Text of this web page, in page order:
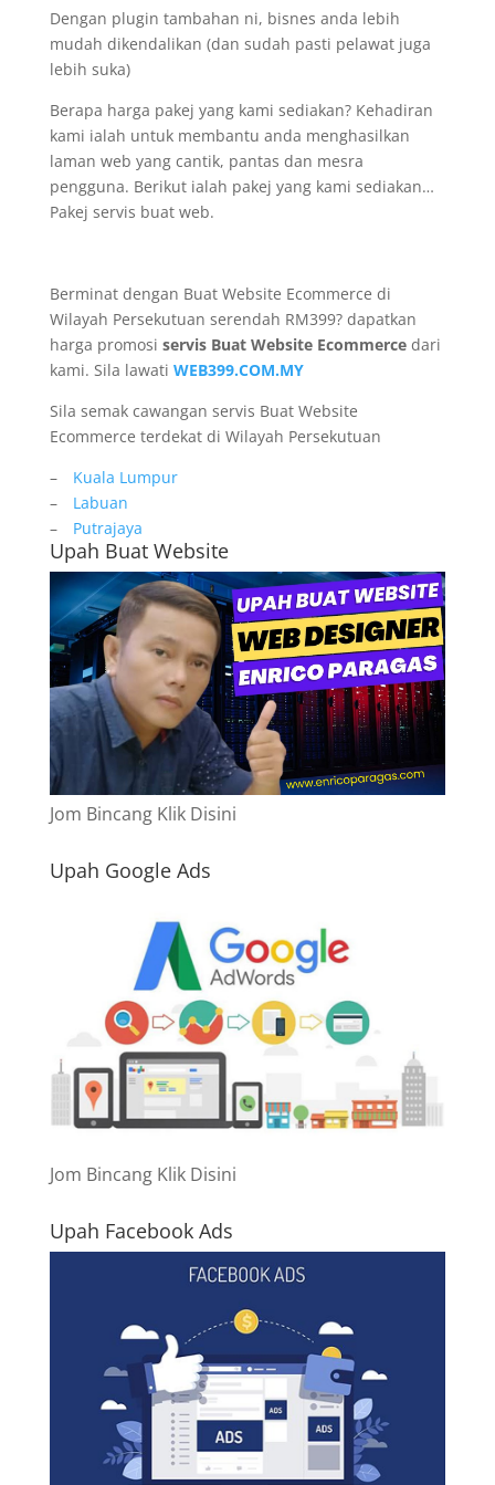
Dengan plugin tambahan ni, bisnes anda lebih
mudah dikendalikan (dan sudah pasti pelawat juga
lebih suka)
Berapa harga pakej yang kami sediakan? Kehadiran
kami ialah untuk membantu anda menghasilkan
laman web yang cantik, pantas dan mesra
pengguna. Berikut ialah pakej yang kami sediakan…
Pakej servis buat web.
Berminat dengan Buat Website Ecommerce di
Wilayah Persekutuan serendah RM399? dapatkan
harga promosi servis Buat Website Ecommercedari
kami. Sila lawati WEB399.COM.MY
Sila semak cawangan servis Buat Website
Ecommerce terdekat di Wilayah Persekutuan
–
Kuala Lumpur
–
Labuan
–
Putrajaya
Upah Buat Website
Jom Bincang Klik Disini
Upah Google Ads
Jom Bincang Klik Disini
Upah Facebook Ads